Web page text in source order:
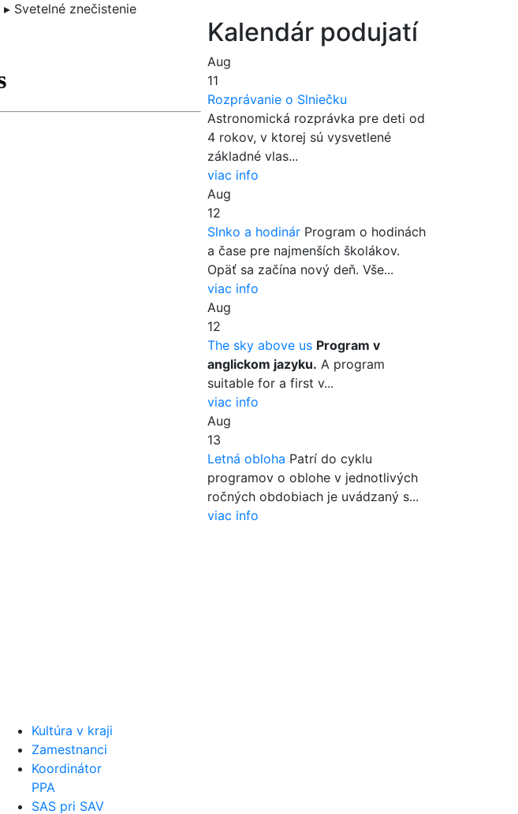
▸ Svetelné znečistenie
Kalendár podujatí
Aug
11
Rozprávanie o Slniečku
Astronomická rozprávka pre deti od
4 rokov, v ktorej sú vysvetlené
základné vlas...
viac info
Aug
12
Slnko a hodinárProgram o hodinách
a čase pre najmenších školákov.
Opäť sa začína nový deň. Vše...
viac info
Aug
12
The sky above us Program v
anglickom jazyku. A program
suitable for a first v...
viac info
Aug
13
Letná obloha Patrí do cyklu
programov o oblohe v jednotlivých
ročných obdobiach je uvádzaný s...
viac info
Kultúra v kraji
Zamestnanci
Koordinátor
PPA
SAS pri SAV